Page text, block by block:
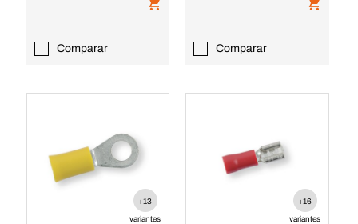
Comparar Comparar
+13
variantes
+16
variantes